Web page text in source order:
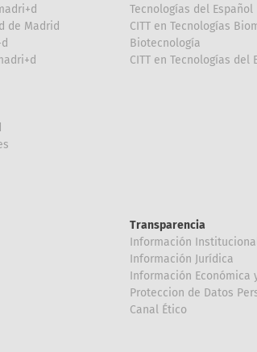
de Madrid
Tecnologías del Español
CITT en Tecnologías
Biotecnología
CITT en Tecnologías del
Transparencia
Información
Información Jurídica
Información Económica
Proteccion de Datos
Canal Ético